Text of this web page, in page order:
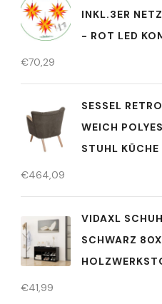
INKL.3ER
- ROT LED
€70,29
SESSEL
WEICH
STUHL KÜCHE
€464,09
VIDAXL
SCHWARZ
€41,99